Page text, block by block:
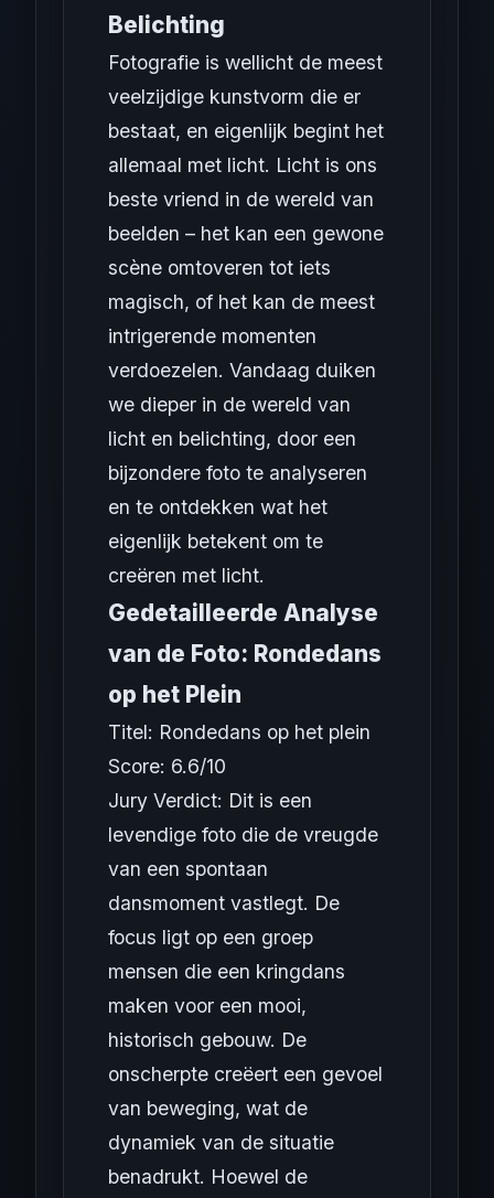
Belichting
Fotografie is wellicht de meest
veelzijdige kunstvorm die er
bestaat, en eigenlijk begint het
allemaal met licht. Licht is ons
beste vriend in de wereld van
beelden – het kan een gewone
scène omtoveren tot iets
magisch, of het kan de meest
intrigerende momenten
verdoezelen. Vandaag duiken
we dieper in de wereld van
licht en belichting, door een
bijzondere foto te analyseren
en te ontdekken wat het
eigenlijk betekent om te
creëren met licht.
Gedetailleerde Analyse
van de Foto: Rondedans
op het Plein
Titel: Rondedans op het plein
Score: 6.6/10
Jury Verdict: Dit is een
levendige foto die de vreugde
van een spontaan
dansmoment vastlegt. De
focus ligt op een groep
mensen die een kringdans
maken voor een mooi,
historisch gebouw. De
onscherpte creëert een gevoel
van beweging, wat de
dynamiek van de situatie
benadrukt. Hoewel de